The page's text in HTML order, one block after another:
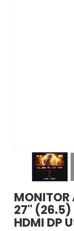
MONITOR
27" (26.5)
HDMI DP